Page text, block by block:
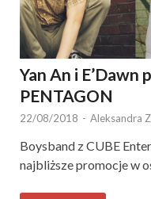
Yan An i
PENTAGON
22/08/2018 - Aleksandra
Boysband z CUBE
najbliższe promocje w